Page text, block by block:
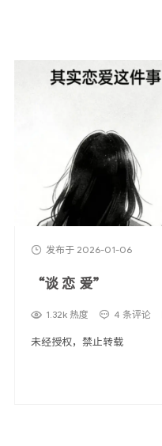
发布于 2026-01-06
“谈 恋 爱”
1.32k 热度 4 条评论
未经授权，禁止转载